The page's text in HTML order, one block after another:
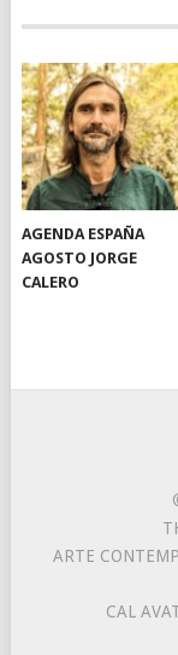
AGENDA ESPAÑA
AGOSTO JORGE
CALERO
ARTE
CAL